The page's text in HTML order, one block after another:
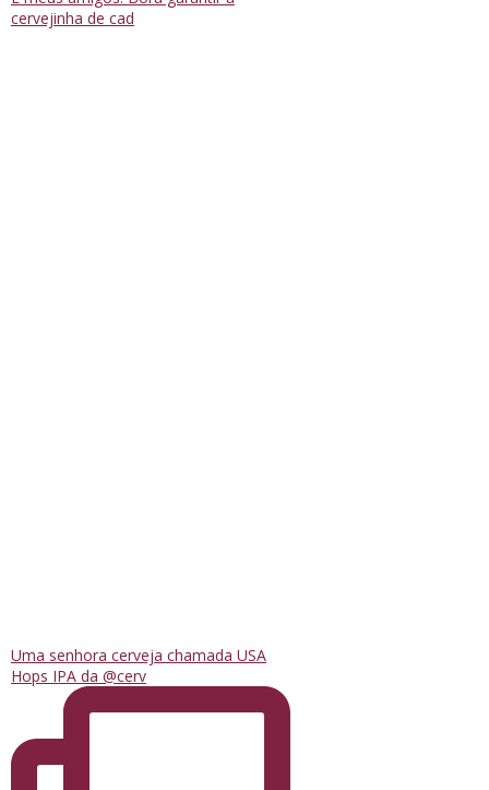
cervejinha de cad
Uma senhora cerveja chamada USA
Hops IPA da @cerv